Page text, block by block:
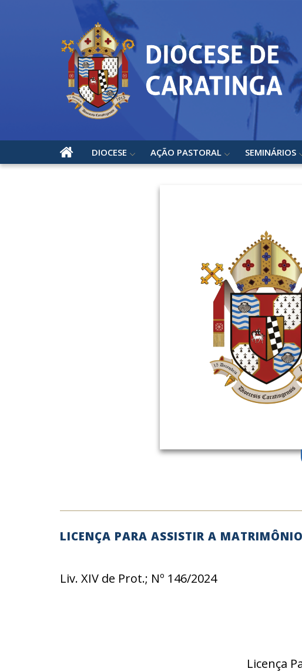
DIOCESE AÇÃO PASTORAL SEMINÁRIOS
LICENÇA PARA ASSISTIR A
Liv. XIV de Prot.; Nº 146/2024
Licença